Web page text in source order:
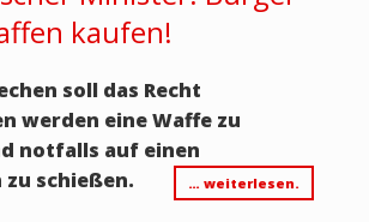
kaufen!
soll das Recht
werden eine Waffe zu
notfalls auf einen
schießen.
… weiterlesen.